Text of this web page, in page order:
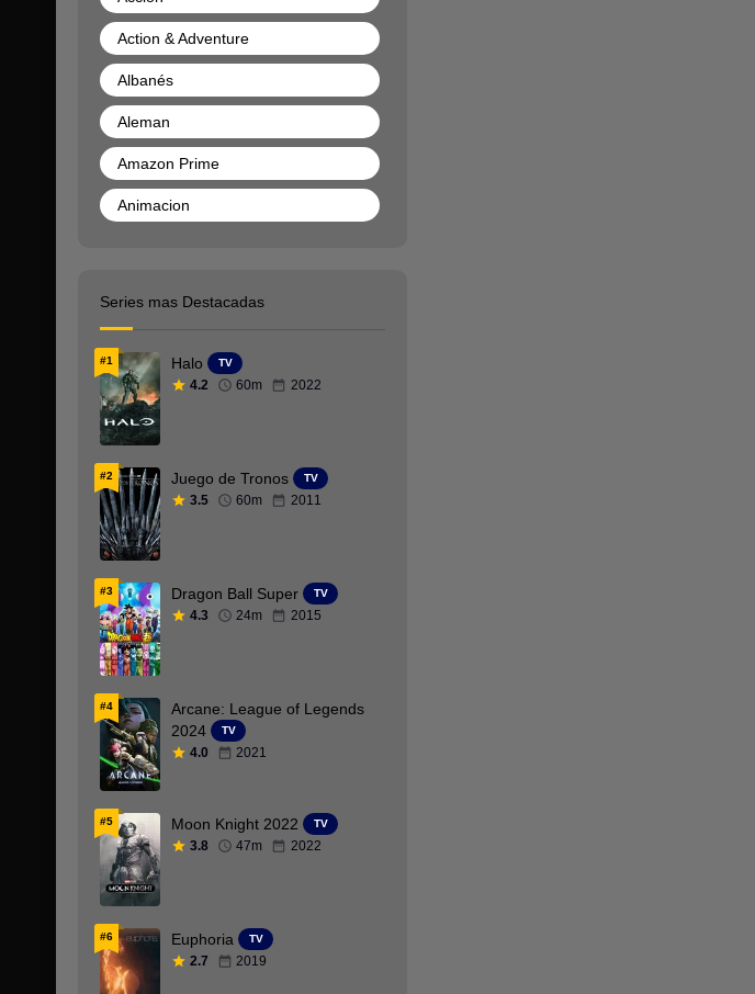
Action & Adventure
Albanés
Aleman
Amazon Prime
Animacion
Armenio
Aventura
Bélica
BRRip 720p
Cantonés
Catalan
Checo
Chino
Ciencia ficción
Cingalés
Colecciones
Comedia
Coreano
Danes
Series mas Destacadas
#1 Halo TV
4.2 60m 2022
#2 Juego de Tronos TV
3.5 60m 2011
#3 Dragon Ball Super TV
4.3 24m 2015
#4
Arcane: League of Legends
2024
TV
4.0 2021
#5 Moon Knight 2022 TV
3.8 47m 2022
#6 Euphoria TV
2.7 2019